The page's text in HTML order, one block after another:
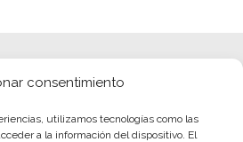
consentimiento
utilizamos tecnologías como las
a la información del dispositivo. El